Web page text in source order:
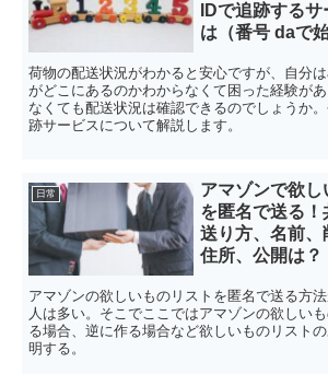
IDで追跡する
は（番号 daで始
荷物の配送状況がわかると安心ですが、自分
がどこにあるのかわからなくて困った経験が
なくても配送状況は確認できるのでしょうか
跡サービスについて解説します。
日常
アマゾンで欲し
を匿名で送る！
送り方、名前、
住所、公開は？
アマゾンの欲しいものリストを匿名で送る方
人は多い。そこでここではアマゾンの欲しい
る場合、逆に作る場合など欲しいものリスト
明する。